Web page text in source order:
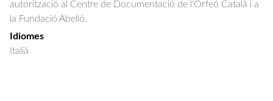
autorització al Centre de Documentació de l'Orfeó Català i a
la Fundació Abelló.
Idiomes
Italià